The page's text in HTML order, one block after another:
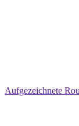
Aufgezeichnete